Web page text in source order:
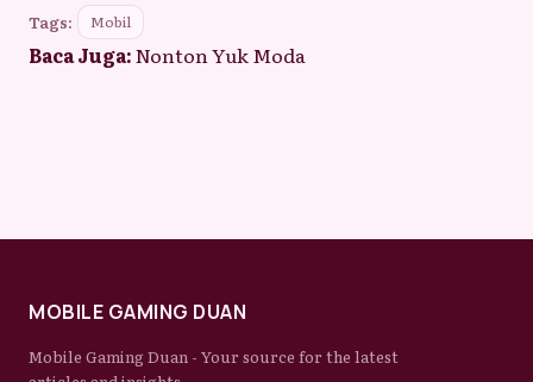
Tags: Mobil
Baca Juga:Nonton Yuk Moda
MOBILE GAMING DUAN
Mobile Gaming Duan - Your source for the latest